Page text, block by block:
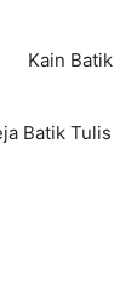
Kain Batik
Batik Tulis